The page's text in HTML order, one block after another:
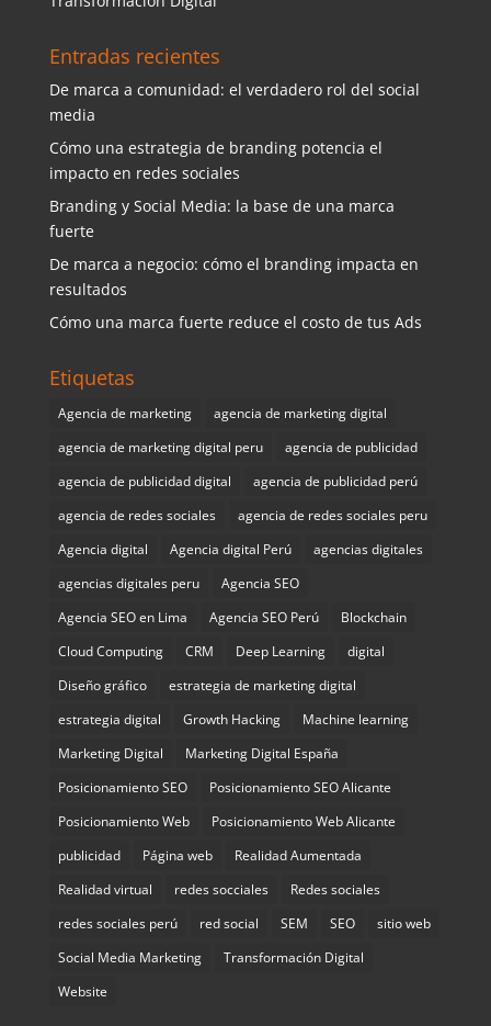
Entradas recientes
De marca a comunidad: el verdadero rol del social
media
Cómo una estrategia de branding potencia el
impacto en redes sociales
Branding y Social Media: la base de una marca
fuerte
De marca a negocio: cómo el branding impacta en
resultados
Cómo una marca fuerte reduce el costo de tus Ads
Etiquetas
Agencia de marketing
agencia de marketing digital
agencia de marketing digital peru
agencia de publicidad
agencia de publicidad digital
agencia de publicidad perú
agencia de redes sociales
agencia de redes sociales peru
Agencia digital
Agencia digital Perú
agencias digitales
agencias digitales peru
Agencia SEO
Agencia SEO en Lima
Agencia SEO Perú
Blockchain
Cloud Computing
CRM Deep Learning
digital
Diseño gráfico
estrategia de marketing digital
estrategia digital
Growth Hacking
Machine learning
Marketing Digital
Marketing Digital España
Posicionamiento SEO
Posicionamiento SEO Alicante
Posicionamiento Web
Posicionamiento Web Alicante
publicidad
Página web
Realidad Aumentada
Realidad virtual
redes socciales
Redes sociales
redes sociales perú
red social SEM SEO
sitio web
Social Media Marketing
Transformación Digital
Website